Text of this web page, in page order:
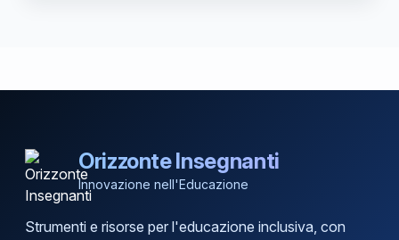
Orizzonte Insegnanti
Innovazione nell'Educazione
Strumenti e risorse per l'educazione inclusiva, con